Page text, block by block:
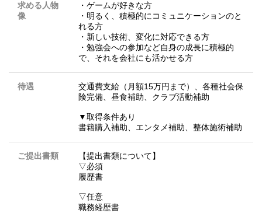
求める人物
像
・ゲームが好きな方
・明るく、積極的にコミュニケーションのと
れる方
・新しい技術、変化に対応できる方
・勉強会への参加など自身の成長に積極的
で、それを会社にも活かせる方
待遇
交通費支給（月額15万円まで）、各種社会保
険完備、昼食補助、クラブ活動補助
▼取得条件あり
書籍購入補助、エンタメ補助、整体施術補助
ご提出書類
【提出書類について】
▽必須
履歴書
▽任意
職務経歴書